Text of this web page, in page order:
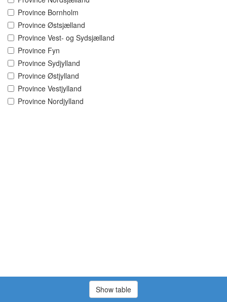
Province Bornholm
Province Østsjælland
Province Vest- og Sydsjælland
Province Fyn
Province Sydjylland
Province Østjylland
Province Vestjylland
Province Nordjylland
Show table